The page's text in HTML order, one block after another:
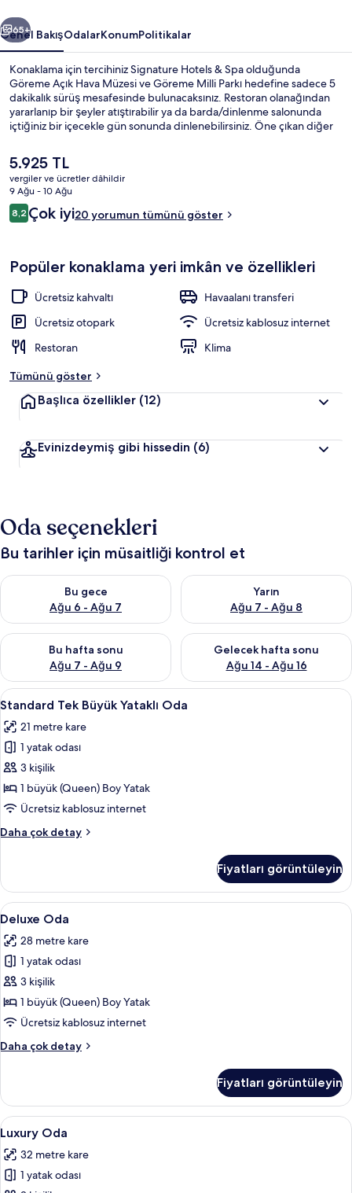
Sonraki
65+
Genel BakışOdalarKonumPolitikalar
Konaklama için tercihiniz Signature Hotels & Spa olduğunda
Göreme Açık Hava Müzesi ve Göreme Milli Parkı hedefine sadece 5
dakikalık sürüş mesafesinde bulunacaksınız. Restoran olanağından
yararlanıp bir şeyler atıştırabilir ya da barda/dinlenme salonunda
içtiğiniz bir içecekle gün sonunda dinlenebilirsiniz. Öne çıkan diğer
Şu
anki
fiyat
5.925 TL
5.925 TL
vergiler ve ücretler dâhildir
9 Ağu - 10 Ağu
Yorumlar
8,28,2/10
Çok iyi20 yorumun tümünü göster
Popüler konaklama yeri imkân ve özellikleri
Ücretsiz kahvaltı
Havaalanı transferi
Ücretsiz otopark
Ücretsiz kablosuz internet
Restoran
Klima
Tümünü göster
Başlıca özellikler (12)
Evinizdeymiş gibi hissedin (6)
Oda seçenekleri
Bu tarihler için müsaitliği kontrol et
Bu gece
Ağu 6 - Ağu 7
Bu gece için müsaitliği kontrol et Ağu 6 - Ağu 7
Yarın
Ağu 7 - Ağu 8
Yarın için müsaitliği kontrol
Bu hafta sonu
Ağu 7 - Ağu 9
Bu hafta sonu için müsaitliği kontrol et Ağu 7 - Ağu 9
Gelecek hafta sonu
Ağu 14 - Ağu 16
Önümüzdeki hafta sonu için
Standard
Tek
Büyük
Yataklı
Oda
için
tüm
görün
Standard Tek Büyük Yataklı Oda |
19
Standard Tek Büyük Yataklı Oda
21 metre kare
1 yatak odası
3 kişilik
1 büyük (Queen) Boy Yatak
Ücretsiz kablosuz internet
Daha çok detay
Standard
Oda
hakkında
daha
detay
Fiyatları görüntüleyin
Deluxe
Oda
için
tüm
fotoğrafları
görün
Deluxe Oda | Minibar, odada kasa,
9
Deluxe Oda
28 metre kare
1 yatak odası
3 kişilik
1 büyük (Queen) Boy Yatak
Ücretsiz kablosuz internet
Daha çok detay
Deluxe
fazla
detay
Fiyatları görüntüleyin
Luxury
Oda
için
tüm
Luxury Oda | Minibar, odada kasa,
8
Luxury Oda
32 metre kare
1 yatak odası